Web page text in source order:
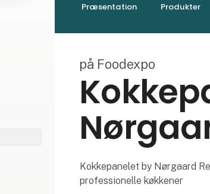
Præsentation Produkter
på Foodexpo
Kokkepanelet by Nørgaard
professionelle køkkener